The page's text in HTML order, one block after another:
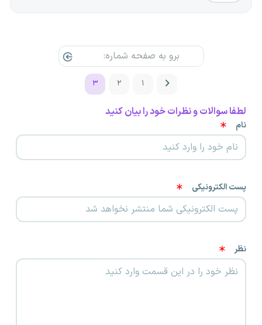
۱ ۲ ۳
لطفا سوالات و نظرات خود را بیان کنید
نام
پست الکترونیکی
نظر